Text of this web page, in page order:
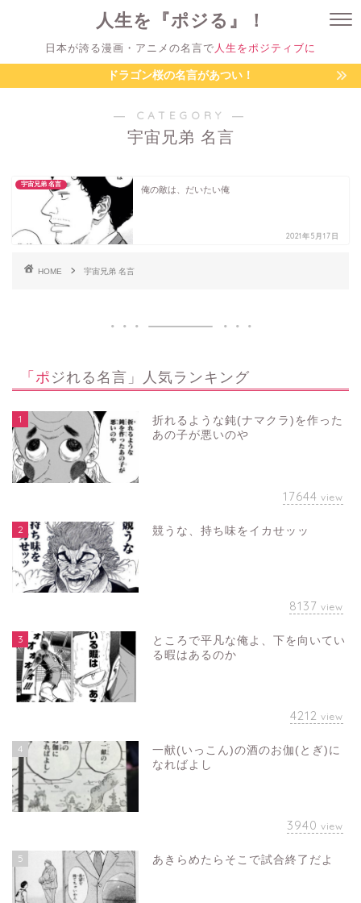
人生を『ポジる』！
日本が誇る漫画・アニメの名言で 人生をポジティブに
ドラゴン桜の名言があつい！
― CATEGORY ―
宇宙兄弟 名言
宇宙兄弟 名言
俺の敵は、だいたい俺
2021年5月17日
HOME 宇宙兄弟 名言
「ポジれる名言」人気ランキング
1
折れるような鈍(ナマクラ)を作った
あの子が悪いのや
17644 view
2 競うな、持ち味をイカせッッ
8137 view
3
ところで平凡な俺よ、下を向いてい
る暇はあるのか
4212 view
4
一献(いっこん)の酒のお伽(とぎ)に
なればよし
3940 view
5 あきらめたらそこで試合終了だよ